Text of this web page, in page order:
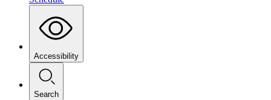
Accessibility
Search